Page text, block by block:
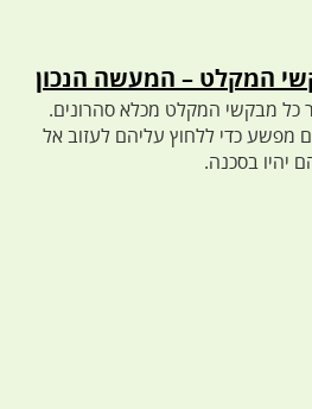
המקלט – המעשה הנכון
כל מבקשי המקלט מכלא סהרונים.
מפשע כדי ללחוץ עליהם לעזוב אל
יהיו בסכנה.